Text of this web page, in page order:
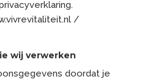
/
wij verwerken
doordat je